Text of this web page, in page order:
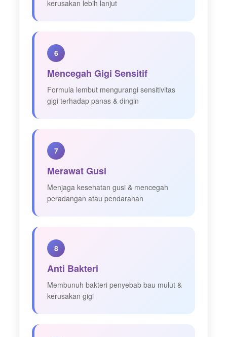
kerusakan lebih lanjut
6
Mencegah Gigi Sensitif
Formula lembut mengurangi sensitivitas
gigi terhadap panas & dingin
7
Merawat Gusi
Menjaga kesehatan gusi & mencegah
peradangan atau pendarahan
8
Anti Bakteri
Membunuh bakteri penyebab bau mulut &
kerusakan gigi